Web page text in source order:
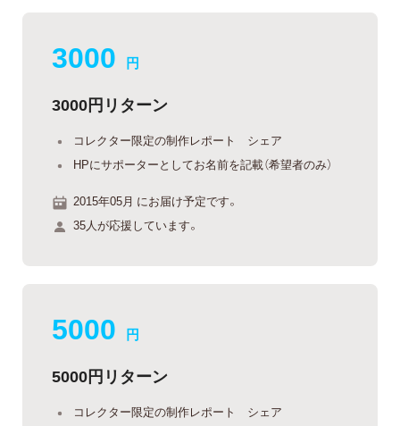
3000 円
3000円リターン
コレクター限定の制作レポート シェア
HPにサポーターとしてお名前を記載（希望者のみ）
2015年05月 にお届け予定です。
35人が応援しています。
5000 円
5000円リターン
コレクター限定の制作レポート シェア